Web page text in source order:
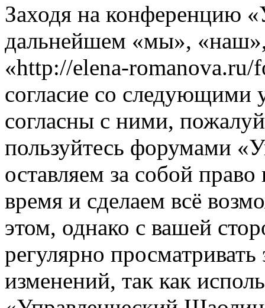
Заходя на конференцию
дальнейшем «мы»,
«http://elena-romanova.ru/
согласие со следующими
согласны с ними,
пользуйтесь форумами
оставляем за собой
время и сделаем всё
этом, однако с вашей
регулярно просматривать
изменений, так как